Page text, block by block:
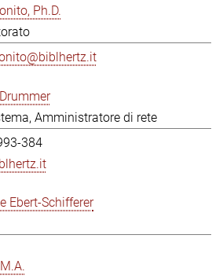
Ph.D.
Amministratore di rete
384
Ebert-Schifferer